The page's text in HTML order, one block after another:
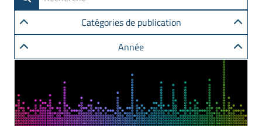
Catégories de publication
Année